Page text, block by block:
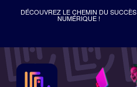
DÉCOUVREZ LE CHEMIN DU SUCCÈS
NUMÉRIQUE !